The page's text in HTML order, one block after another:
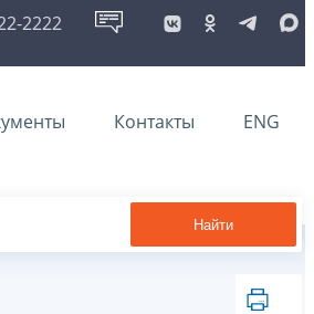
2222
Контакты ENG
Найти